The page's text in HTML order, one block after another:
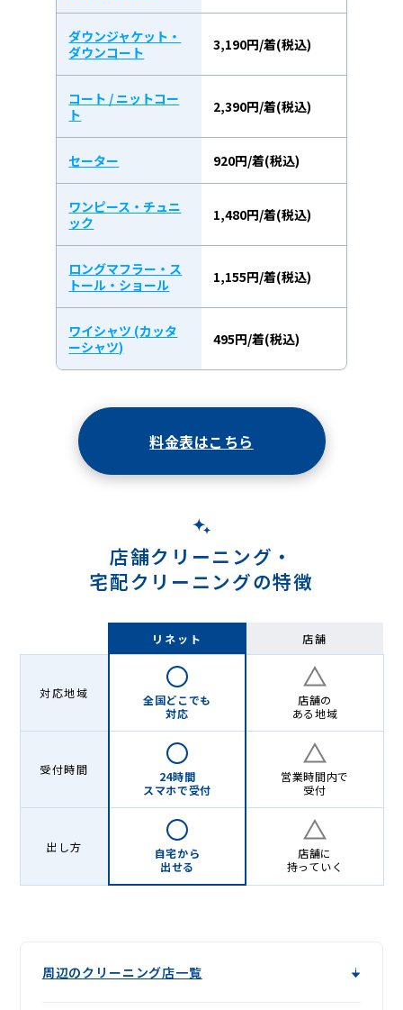
ダウンジャケット・
ダウンコート
3,190円/着(税込)
コート / ニットコー
ト
2,390円/着(税込)
セーター 920円/着(税込)
ワンピース・チュニ
ック
1,480円/着(税込)
ロングマフラー・ス
トール・ショール
1,155円/着(税込)
ワイシャツ (カッタ
ーシャツ)
495円/着(税込)
料金表はこちら
店舗クリーニング・
宅配クリーニングの特徴
リネット 店舗
対応地域
全国どこでも
対応
店舗の
ある地域
受付時間
24時間
スマホで受付
営業時間内で
受付
出し方
自宅から
出せる
店舗に
持っていく
周辺のクリーニング店一覧